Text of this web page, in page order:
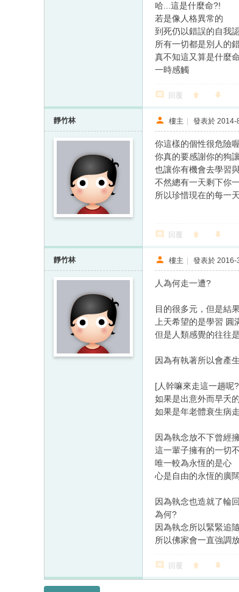
哈...這是什麼命?!
若是像人格異常的
到死仍以錯誤的自我
所有一切都是別人的
真不知這又算是什麼命
一時感觸
回覆
靜竹林 樓主 | 發表於 2014-
你這樣的個性很危險喔
你真的要感謝你的狗
也讓你有機會去學習
不然總有一天剩下你
所以珍惜現在的每一
回覆
靜竹林 樓主 | 發表於 2016-
人為何走一遭?
目的很多元，但是結
上天希望的是學習 圓
但是人類感覺的往往
因為有執著所以會產
[人幹嘛來走這一趟呢?
如果是出意外而早夭
如果是年老體衰生病
因為執念放不下曾經擁
這一輩子擁有的一切
唯一較為永恆的是心
心是自由的永恆的廣
因為執念也造就了輪
為何?
因為執念所以緊緊追
所以佛家會一直強調
回覆